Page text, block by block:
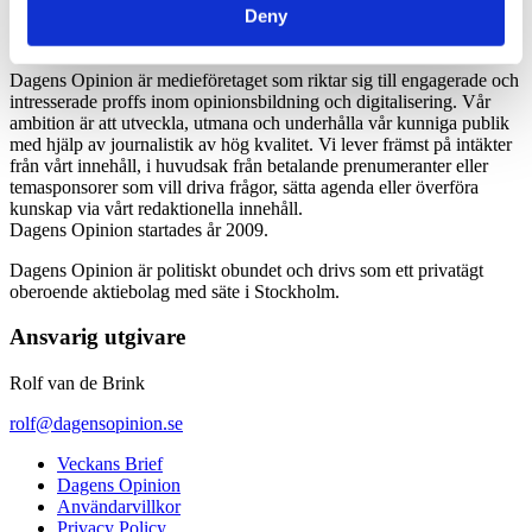
Deny
Dagens Opinion är medieföretaget som riktar sig till engagerade och
intresserade proffs inom opinionsbildning och digitalisering. Vår
ambition är att utveckla, utmana och underhålla vår kunniga publik
med hjälp av journalistik av hög kvalitet. Vi lever främst på intäkter
från vårt innehåll, i huvudsak från betalande prenumeranter eller
temasponsorer som vill driva frågor, sätta agenda eller överföra
kunskap via vårt redaktionella innehåll.
Dagens Opinion startades år 2009.
Dagens Opinion är politiskt obundet och drivs som ett privatägt
oberoende aktiebolag med säte i Stockholm.
Ansvarig utgivare
Rolf van de Brink
rolf@dagensopinion.se
Veckans Brief
Dagens Opinion
Användarvillkor
Privacy Policy